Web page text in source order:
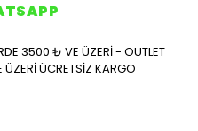
3500 ₺ VE ÜZERİ - OUTLET
ÜCRETSİZ KARGO